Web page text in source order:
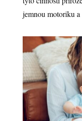
jemnou motoriku